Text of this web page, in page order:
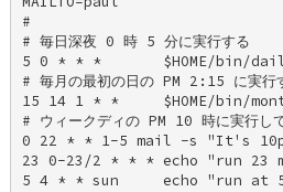
#
# 毎日深夜 0 時 5 分に実行する
5 0 * * *       $HOME/bin/
# 毎月の最初の日の PM 2:15 に実
15 14 1 * *     $HOME/bin/
# ウィークディの PM 10 時に実行し
0 22 * * 1-5 mail -s "It's
23 0-23/2 * * * echo "run 23
5 4 * * sun     echo "run at